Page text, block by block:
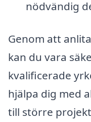
nödvändig
Genom att
kan du vara
kvalificerade
hjälpa dig med
till större